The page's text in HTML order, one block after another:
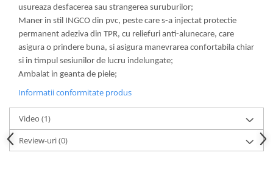
usureaza desfacerea sau strangerea suruburilor;
Maner in stil INGCO din pvc, peste care s-a injectat protectie
permanent adeziva din TPR, cu reliefuri anti-alunecare, care
asigura o prindere buna, si asigura manevrarea confortabila chiar
si in timpul sesiunilor de lucru indelungate;
Ambalat in geanta de piele;
Informatii conformitate produs
Video (1)
Review-uri(0)